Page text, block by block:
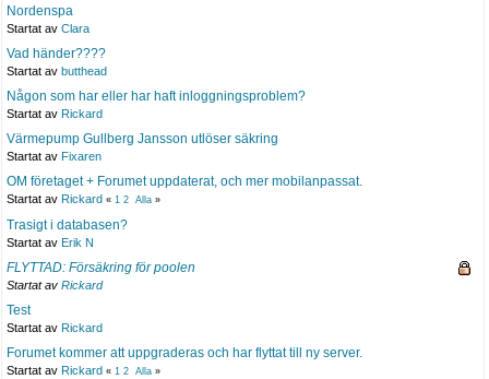
Nordenspa
Startat av Clara
Vad händer????
Startat av butthead
Någon som har eller har haft inloggningsproblem?
Startat av Rickard
Värmepump Gullberg Jansson utlöser säkring
Startat av Fixaren
OM företaget + Forumet uppdaterat, och mer mobilanpassat.
Startat av Rickard « 1 2 Alla »
Trasigt i databasen?
Startat av Erik N
FLYTTAD: Försäkring för poolen
Startat av Rickard
Test
Startat av Rickard
Forumet kommer att uppgraderas och har flyttat till ny server.
Startat av Rickard « 1 2 Alla »